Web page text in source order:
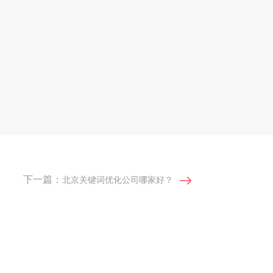
下一篇： 北京关键词优化公司哪家好？